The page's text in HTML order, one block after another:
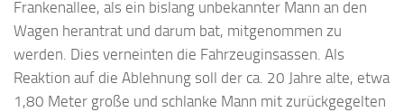
Frankenallee, als ein bislang unbekannter Mann an den
Wagen herantrat und darum bat, mitgenommen zu
werden. Dies verneinten die Fahrzeuginsassen. Als
Reaktion auf die Ablehnung soll der ca. 20 Jahre alte, etwa
1,80 Meter große und schlanke Mann mit zurückgegelten